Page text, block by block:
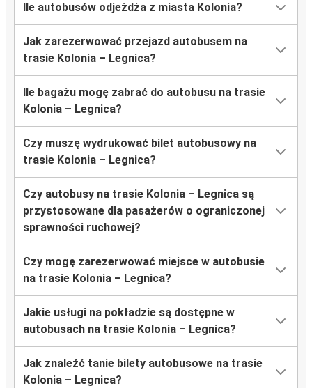
Ile autobusów odjeżdża z miasta Kolonia?
Jak zarezerwować przejazd autobusem na
trasie Kolonia – Legnica?
Ile bagażu mogę zabrać do autobusu na trasie
Kolonia – Legnica?
Czy muszę wydrukować bilet autobusowy na
trasie Kolonia – Legnica?
Czy autobusy na trasie Kolonia – Legnica są
przystosowane dla pasażerów o ograniczonej
sprawności ruchowej?
Czy mogę zarezerwować miejsce w autobusie
na trasie Kolonia – Legnica?
Jakie usługi na pokładzie są dostępne w
autobusach na trasie Kolonia – Legnica?
Jak znaleźć tanie bilety autobusowe na trasie
Kolonia – Legnica?